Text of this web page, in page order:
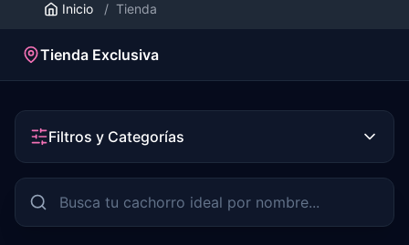
Inicio / Tienda
Tienda Exclusiva
Filtros y Categorías